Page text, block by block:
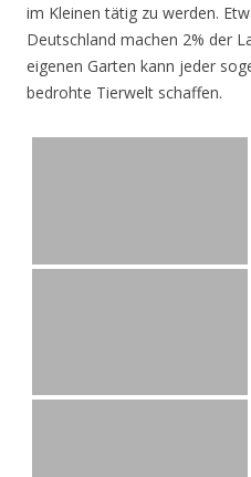
im Kleinen tätig zu werden.
Deutschland machen 2% der
eigenen Garten kann jeder
bedrohte Tierwelt schaffen.